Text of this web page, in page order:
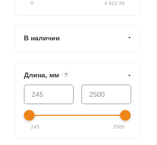
0 4 821.56
В наличии
Длина, мм ?
245 2500